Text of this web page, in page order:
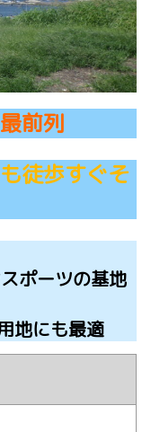
前列
徒歩すぐそ
ポーツの基地
地にも最適